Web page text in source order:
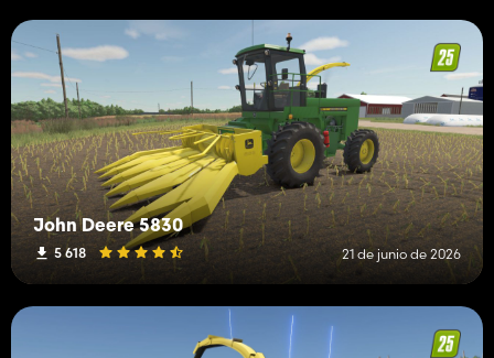
John Deere 5830
5 618 21 de junio de 2026